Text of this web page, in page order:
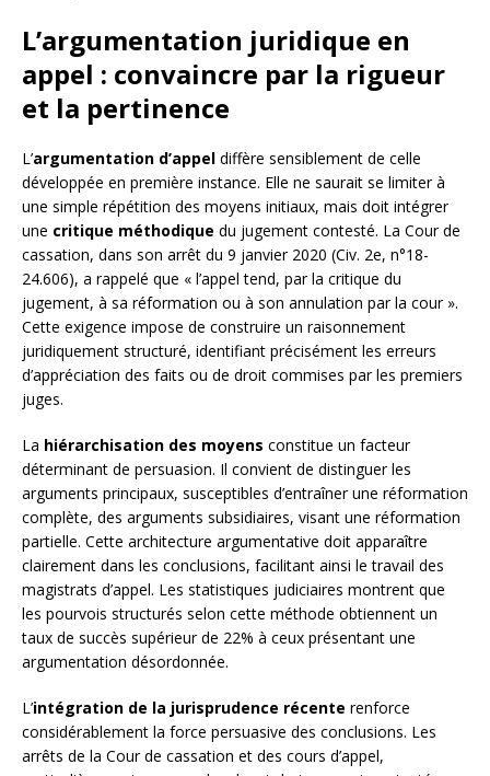
L’argumentation juridique en
appel : convaincre par la rigueur
et la pertinence
L’argumentation d’appel diffère sensiblement de celle
développée en première instance. Elle ne saurait se limiter à
une simple répétition des moyens initiaux, mais doit intégrer
une critique méthodique du jugement contesté. La Cour de
cassation, dans son arrêt du 9 janvier 2020 (Civ. 2e, n°18-
24.606), a rappelé que « l’appel tend, par la critique du
jugement, à sa réformation ou à son annulation par la cour ».
Cette exigence impose de construire un raisonnement
juridiquement structuré, identifiant précisément les erreurs
d’appréciation des faits ou de droit commises par les premiers
juges.
La hiérarchisation des moyens constitue un facteur
déterminant de persuasion. Il convient de distinguer les
arguments principaux, susceptibles d’entraîner une réformation
complète, des arguments subsidiaires, visant une réformation
partielle. Cette architecture argumentative doit apparaître
clairement dans les conclusions, facilitant ainsi le travail des
magistrats d’appel. Les statistiques judiciaires montrent que
les pourvois structurés selon cette méthode obtiennent un
taux de succès supérieur de 22% à ceux présentant une
argumentation désordonnée.
L’intégration de la jurisprudence récente renforce
considérablement la force persuasive des conclusions. Les
arrêts de la Cour de cassation et des cours d’appel,